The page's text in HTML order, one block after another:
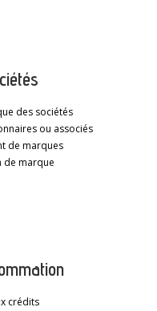
des sociétés
ou associés
de marques
de marque
crédits